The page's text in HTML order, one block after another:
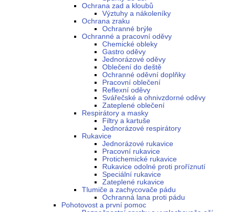
Ochrana zad a kloubů
Výztuhy a nákoleníky
Ochrana zraku
Ochranné brýle
Ochranné a pracovní oděvy
Chemické obleky
Gastro oděvy
Jednorázové oděvy
Oblečení do deště
Ochranné oděvní doplňky
Pracovní oblečení
Reflexní oděvy
Svářečské a ohnivzdorné oděvy
Zateplené oblečení
Respirátory a masky
Filtry a kartuše
Jednorázové respirátory
Rukavice
Jednorázové rukavice
Pracovní rukavice
Protichemické rukavice
Rukavice odolné proti proříznutí
Speciální rukavice
Zateplené rukavice
Tlumiče a zachycovače pádu
Ochranná lana proti pádu
Pohotovost a první pomoc